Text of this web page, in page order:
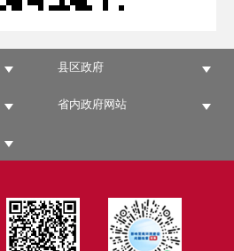
县区政府
省内政府网站